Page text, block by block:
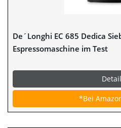
De´Longhi EC 685 Dedica
Espressomaschine im Test
*Bei